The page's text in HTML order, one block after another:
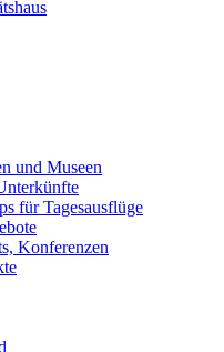
und Museen
für Tagesausflüge
Konferenzen